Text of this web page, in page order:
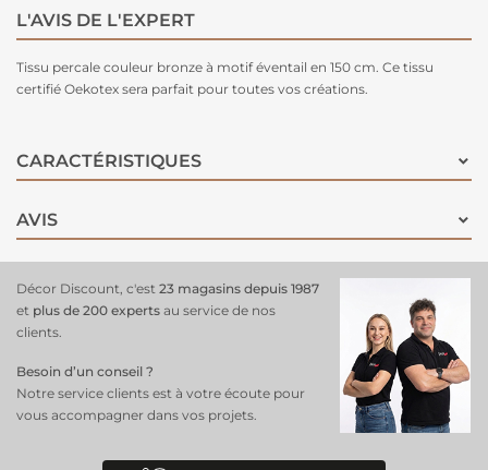
L'AVIS DE L'EXPERT
Tissu percale couleur bronze à motif éventail en 150 cm. Ce tissu
certifié Oekotex sera parfait pour toutes vos créations.
CARACTÉRISTIQUES
AVIS
Décor Discount, c'est 23 magasins depuis 1987
et plus de 200 experts au service de nos
clients.
Besoin d’un conseil ?
Notre service clients est à votre écoute pour
vous accompagner dans vos projets.